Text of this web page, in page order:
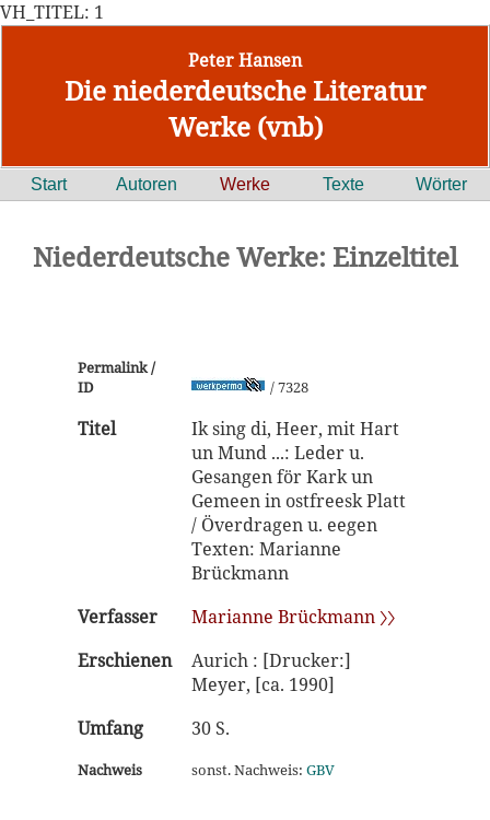
VH_TITEL: 1
Peter Hansen
Die niederdeutsche Literatur
Werke (vnb)
Start Autoren Werke Texte Wörter
Niederdeutsche Werke: Einzeltitel
Permalink /
ID
/ 7328
Titel
Ik sing di, Heer, mit Hart
un Mund ...: Leder u.
Gesangen för Kark un
Gemeen in ostfreesk Platt
/ Överdragen u. eegen
Texten: Marianne
Brückmann
Verfasser
Marianne Brückmann 〉〉
Erschienen
Aurich : [Drucker:]
Meyer, [ca. 1990]
Umfang
30 S.
Nachweis sonst. Nachweis: GBV